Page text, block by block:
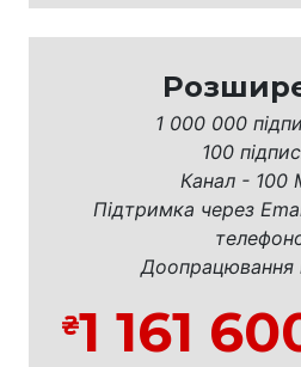
1 000 000
100
Канал - 100
Підтримка через
Доопрацювання
1 161